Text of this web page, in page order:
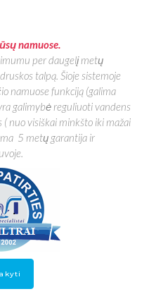
namuose.
per daugelį metų
talpą. Šioje sistemoje
namuose funkciją (galima
galimybė reguliuoti vandens
nuo visiškai minkšto iki mažai
5 metų garantija ir